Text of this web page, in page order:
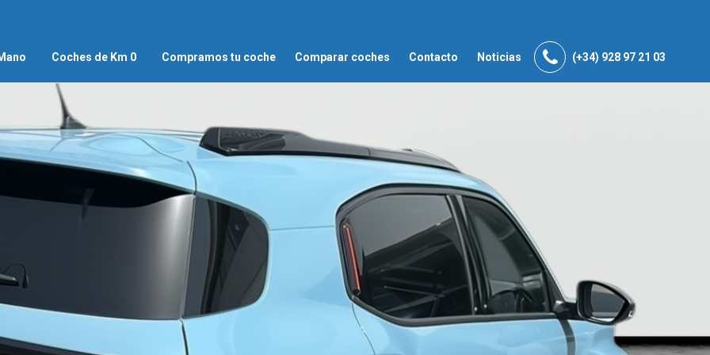
Coches de Km 0 Compramos tu coche Comparar coches Contacto Noticias (+34) 928 97 21 03